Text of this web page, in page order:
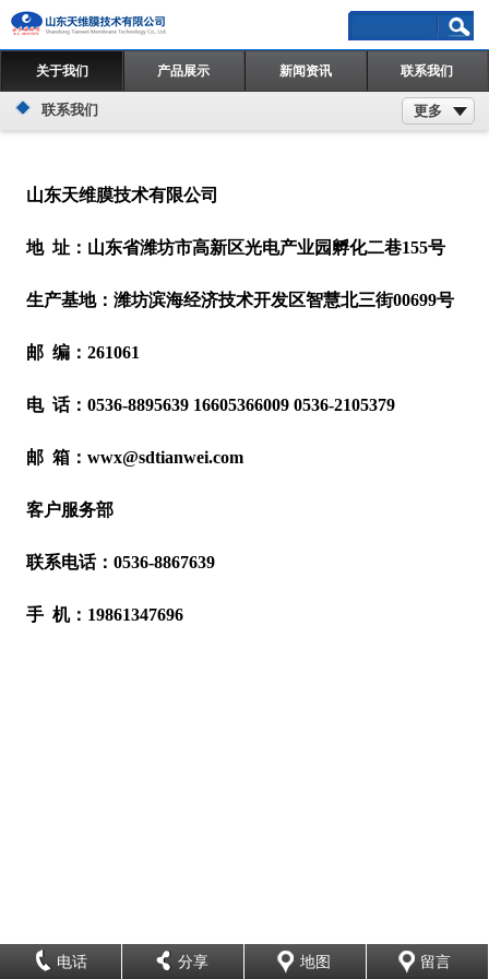
关于我们 产品展示 新闻资讯 联系我们
联系我们 更多
山东天维膜技术有限公司
地 址：山东省潍坊市高新区光电产业园孵化二巷155号
生产基地：潍坊滨海经济技术开发区智慧北三街00699号
邮 编：261061
电 话：0536-8895639 16605366009 0536-2105379
邮 箱：wwx@sdtianwei.com
客户服务部
联系电话：0536-8867639
手 机：19861347696
电话 分享 地图 留言